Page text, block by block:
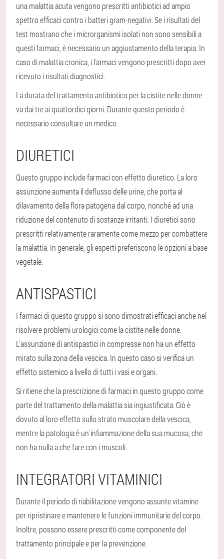
una malattia acuta vengono prescritti antibiotici ad ampio
spettro efficaci contro i batteri gram-negativi. Se i risultati del
test mostrano che i microrganismi isolati non sono sensibili a
questi farmaci, è necessario un aggiustamento della terapia. In
caso di malattia cronica, i farmaci vengono prescritti dopo aver
ricevuto i risultati diagnostici.
La durata del trattamento antibiotico per la cistite nelle donne
va dai tre ai quattordici giorni. Durante questo periodo è
necessario consultare un medico.
DIURETICI
Questo gruppo include farmaci con effetto diuretico. La loro
assunzione aumenta il deflusso delle urine, che porta al
dilavamento della flora patogena dal corpo, nonché ad una
riduzione del contenuto di sostanze irritanti. I diuretici sono
prescritti relativamente raramente come mezzo per combattere
la malattia. In generale, gli esperti preferiscono le opzioni a base
vegetale.
ANTISPASTICI
I farmaci di questo gruppo si sono dimostrati efficaci anche nel
risolvere problemi urologici come la cistite nelle donne.
L'assunzione di antispastici in compresse non ha un effetto
mirato sulla zona della vescica. In questo caso si verifica un
effetto sistemico a livello di tutti i vasi e organi.
Si ritiene che la prescrizione di farmaci in questo gruppo come
parte del trattamento della malattia sia ingiustificata. Ciò è
dovuto al loro effetto sullo strato muscolare della vescica,
mentre la patologia è un'infiammazione della sua mucosa, che
non ha nulla a che fare con i muscoli.
INTEGRATORI VITAMINICI
Durante il periodo di riabilitazione vengono assunte vitamine
per ripristinare e mantenere le funzioni immunitarie del corpo.
Inoltre, possono essere prescritti come componente del
trattamento principale e per la prevenzione.